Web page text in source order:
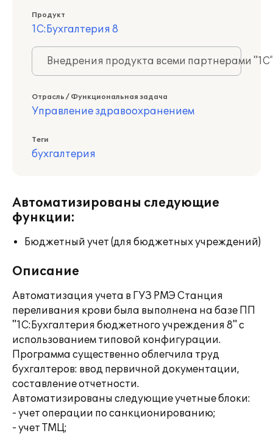
Продукт
1С:Бухгалтерия 8
Внедрения продукта всеми партнерами
Отрасль / Функциональная задача
Управление здравоохранением
Теги
бухгалтерия
Автоматизированы следующие
функции:
Бюджетный учет (для бюджетных учреждений)
Описание
Автоматизация учета в ГУЗ РМЭ Станция
переливания крови была выполнена на базе ПП
"1С:Бухгалтерия бюджетного учреждения 8" с
использованием типовой конфигурации.
Программа существенно облегчила труд
бухгалтеров: ввод первичной документации,
составление отчетности.
Автоматизированы следующие учетные блоки:
- учет операции по санкционированию;
- учет ТМЦ;